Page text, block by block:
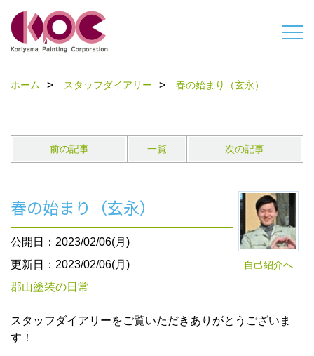
ホーム スタッフダイアリー 春の始まり（玄永）
前の記事 一覧 次の記事
自己紹介へ
春の始まり（玄永）
公開日：2023/02/06(月)
更新日：2023/02/06(月)
郡山塗装の日常
スタッフダイアリーをご覧いただきありがとうございま
す！